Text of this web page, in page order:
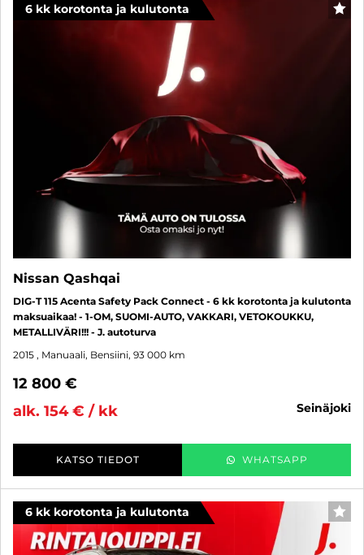
6 kk korotonta ja kulutonta
Nissan Qashqai
DIG-T 115 Acenta Safety Pack Connect - 6 kk korotonta ja kulutonta
maksuaikaa! - 1-OM, SUOMI-AUTO, VAKKARI, VETOKOUKKU,
METALLIVÄRI!!! - J. autoturva
2015 , Manuaali, Bensiini, 93 000 km
12 800 €
alk. 154 € / kk
seinäjoki
KATSO TIEDOT WHATSAPP
6 kk korotonta ja kulutonta